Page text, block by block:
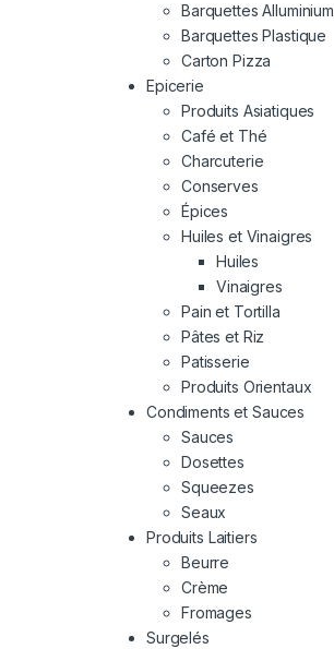
Barquettes Alluminium
Barquettes Plastique
Carton Pizza
Epicerie
Produits Asiatiques
Café et Thé
Charcuterie
Conserves
Épices
Huiles et Vinaigres
Huiles
Vinaigres
Pain et Tortilla
Pâtes et Riz
Patisserie
Produits Orientaux
Condiments et Sauces
Sauces
Dosettes
Squeezes
Seaux
Produits Laitiers
Beurre
Crème
Fromages
Surgelés